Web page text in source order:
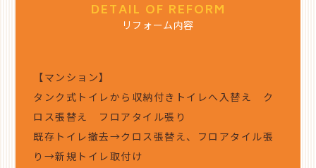
DETAIL OF REFORM
リフォーム内容
【マンション】
タンク式トイレから収納付きトイレへ入替え ク
ロス張替え フロアタイル張り
既存トイレ撤去→クロス張替え、フロアタイル張
り→新規トイレ取付け